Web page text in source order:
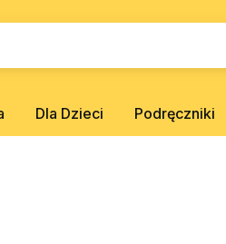
Dla Dzieci Podręczniki